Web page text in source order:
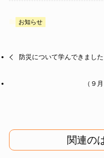
お知らせ
防災について学んできまし
（９
関連の